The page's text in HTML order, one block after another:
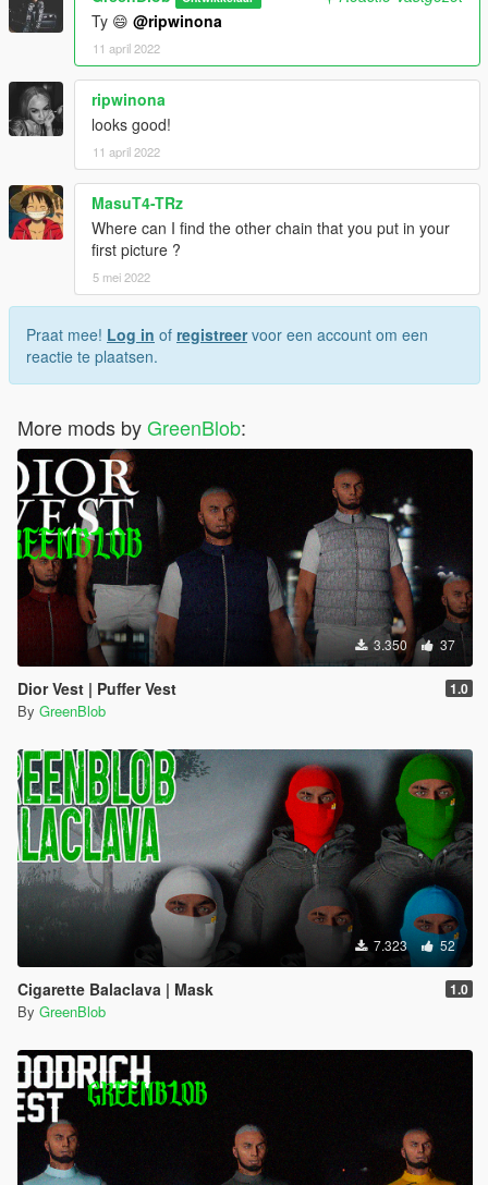
Ty 😄 @ripwinona
11 april 2022
ripwinona
looks good!
11 april 2022
MasuT4-TRz
Where can I find the other chain that you put in your
first picture ?
5 mei 2022
Praat mee! Log in of registreervoor een account om een
reactie te plaatsen.
More mods byGreenBlob:
3.350 37
Dior Vest | Puffer Vest 1.0
By GreenBlob
7.323 52
Cigarette Balaclava | Mask 1.0
By GreenBlob